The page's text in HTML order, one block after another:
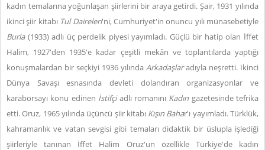
kadın temalarına yoğunlaşan şiirlerini bir araya getirdi. Şair, 1931 yılında
ikinci şiir kitabı Tul Daireleri'ni, Cumhuriyet'in onuncu yılı münasebetiyle
Burla (1933) adlı üç perdelik piyesi yayımladı. Güçlü bir hatip olan İffet
Halim, 1927'den 1935'e kadar çeşitli mekân ve toplantılarda yaptığı
konuşmalardan bir seçkiyi 1936 yılında Arkadaşlaradıyla neşretti. İkinci
Dünya Savaşı esnasında devleti dolandıran organizasyonlar ve
karaborsayı konu edinen İstifçiadlı romanınıKadın gazetesinde tefrika
etti. Oruz, 1965 yılında üçüncü şiir kitabı Kışın Bahar'ı yayımladı. Türklük,
kahramanlık ve vatan sevgisi gibi temaları didaktik bir üslupla işlediği
şiirleriyle tanınan İffet Halim Oruz'un özellikle Türkiye'de kadın